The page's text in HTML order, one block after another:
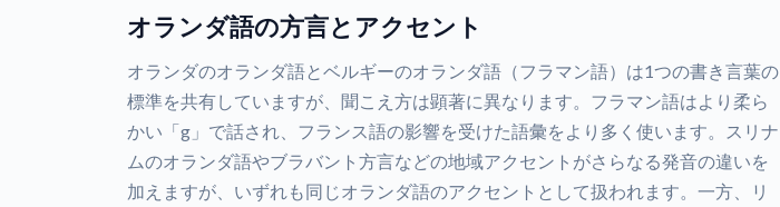
オランダ語の方言とアクセント
オランダのオランダ語とベルギーのオランダ語（フラマン語）は1つの書き言葉の
標準を共有していますが、聞こえ方は顕著に異なります。フラマン語はより柔ら
かい「g」で話され、フランス語の影響を受けた語彙をより多く使います。スリナ
ムのオランダ語やブラバント方言などの地域アクセントがさらなる発音の違いを
加えますが、いずれも同じオランダ語のアクセントとして扱われます。一方、リ